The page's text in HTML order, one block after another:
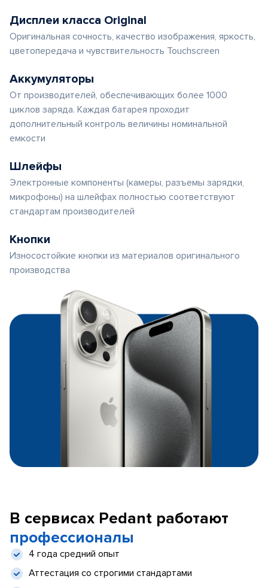
Дисплеи класса Original
Оригинальная сочность, качество изображения, яркость,
цветопередача и чувствительность Touchscreen
Аккумуляторы
От производителей, обеспечивающих более 1000
циклов заряда. Каждая батарея проходит
дополнительный контроль величины номинальной
емкости
Шлейфы
Электронные компоненты (камеры, разъемы зарядки,
микрофоны) на шлейфах полностью соответствуют
стандартам производителей
Кнопки
Износостойкие кнопки из материалов оригинального
производства
В сервисах Pedant работают
профессионалы
4 года средний опыт
Аттестация со строгими стандартами